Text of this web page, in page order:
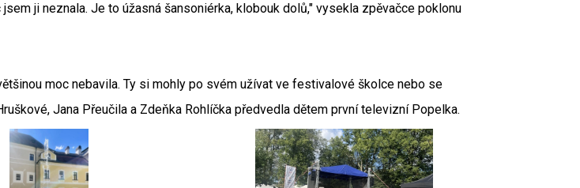
ji neznala. Je to úžasná šansoniérka, klobouk dolů," vysekla zpěvačce poklonu
moc nebavila. Ty si mohly po svém užívat ve festivalové školce nebo se
Jana Přeučila a Zdeňka Rohlíčka předvedla dětem první televizní Popelka.